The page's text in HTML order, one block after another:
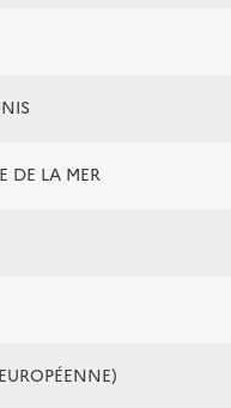
DE LA MER